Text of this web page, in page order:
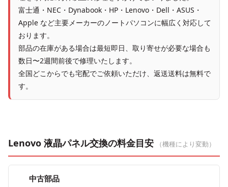
富士通・NEC・Dynabook・HP・Lenovo・Dell・ASUS・
Apple など主要メーカーのノートパソコンに幅広く対応して
おります。
部品の在庫がある場合は最短即日、取り寄せが必要な場合も
数日〜2週間前後で修理いたします。
全国どこからでも宅配でご依頼いただけ、返送送料は無料で
す。
Lenovo 液晶パネル交換の料金目安 （機種により変動）
中古部品